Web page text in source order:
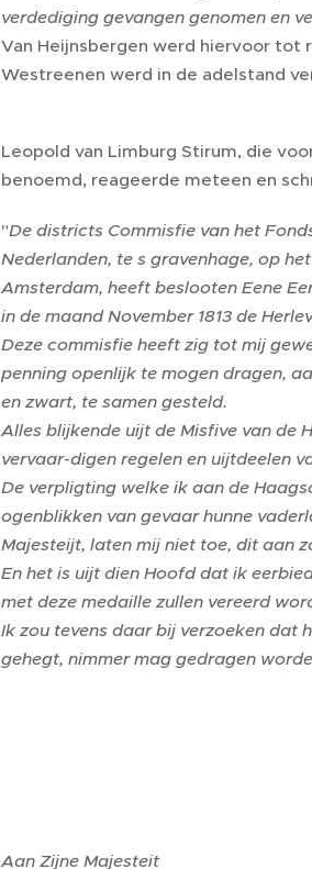
verdediging gevangen genomen en
Van Heijnsbergen werd hiervoor tot
Westreenen werd in de adelstand
Leopold van Limburg Stirum, die
benoemd, reageerde meteen en
"De districts Commisfie van het
Nederlanden, te s gravenhage, op
Amsterdam, heeft beslooten Eene
in de maand November 1813 de
Deze commisfie heeft zig tot mij
penning openlijk te mogen dragen,
en zwart, te samen gesteld.
Alles blijkende uijt de Misfive van de
vervaar-digen regelen en uijtdeelen
De verpligting welke ik aan de
ogenblikken van gevaar hunne
Majesteijt, laten mij niet toe, dit aan
En het is uijt dien Hoofd dat ik
met deze medaille zullen vereerd
Ik zou tevens daar bij verzoeken dat
gehegt, nimmer mag gedragen
Aan Zijne Majesteit